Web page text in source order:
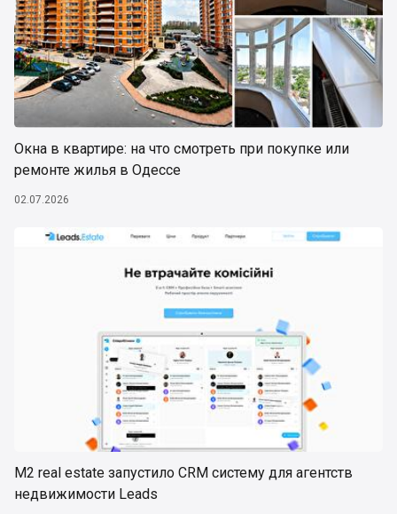
Окна в квартире: на что смотреть при покупке или
ремонте жилья в Одессе
02.07.2026
М2 real estate запустило CRM систему для агентств
недвижимости Leads